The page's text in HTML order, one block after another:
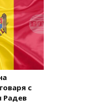
с
Радев